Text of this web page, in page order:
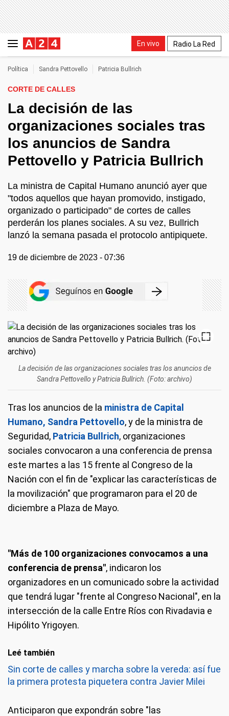
En vivo Radio La Red
Política Sandra Pettovello Patricia Bullrich
CORTE DE CALLES
La decisión de las
organizaciones sociales tras
los anuncios de Sandra
Pettovello y Patricia Bullrich
La ministra de Capital Humano anunció ayer que
"todos aquellos que hayan promovido, instigado,
organizado o participado" de cortes de calles
perderán los planes sociales. A su vez, Bullrich
lanzó la semana pasada el protocolo antipiquete.
19 de diciembre de 2023 - 07:36
La decisión de las organizaciones sociales tras los anuncios de
Sandra Pettovello y Patricia Bullrich. (Foto: archivo)
Tras los anuncios de la ministra de Capital
Humano, Sandra Pettovello, y de la ministra de
Seguridad, Patricia Bullrich, organizaciones
sociales convocaron a una conferencia de prensa
este martes a las 15 frente al Congreso de la
Nación con el fin de "explicar las características de
la movilización" que programaron para el 20 de
diciembre a Plaza de Mayo.
"Más de 100 organizaciones convocamos a una
conferencia de prensa", indicaron los
organizadores en un comunicado sobre la actividad
que tendrá lugar "frente al Congreso Nacional", en la
intersección de la calle Entre Ríos con Rivadavia e
Hipólito Yrigoyen.
Leé también
Sin corte de calles y marcha sobre la vereda: así fue
la primera protesta piquetera contra Javier Milei
Anticiparon que expondrán sobre "las